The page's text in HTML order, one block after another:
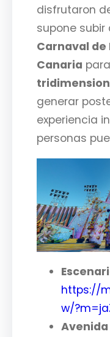
disfrutaron
supone subir
Carnaval de
Canaria
generar
experiencia
personas
https://
w/
Avenida